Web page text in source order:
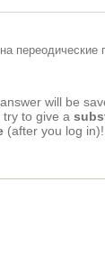
переодические
will be
try to give a
(after you log in)!